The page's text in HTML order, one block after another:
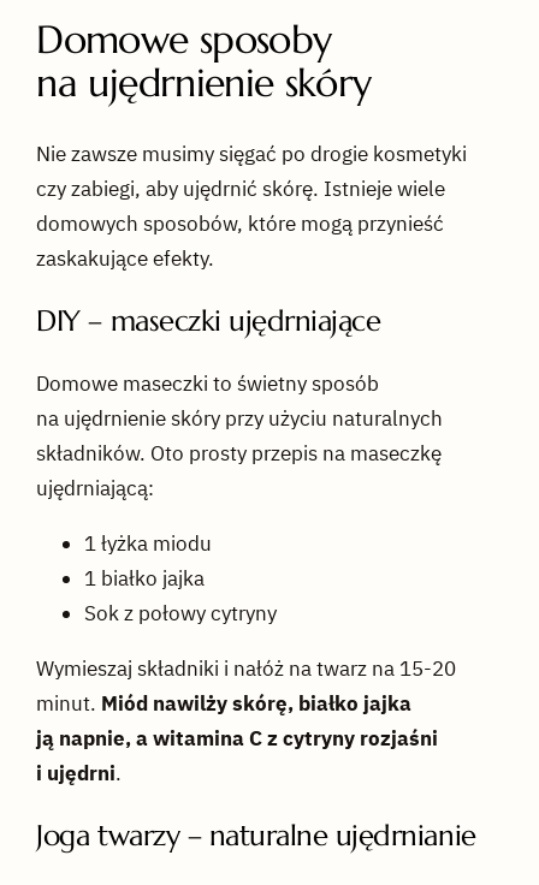
Domowe sposoby
na ujędrnienie skóry
Nie zawsze musimy sięgać po drogie kosmetyki
czy zabiegi, aby ujędrnić skórę. Istnieje wiele
domowych sposobów, które mogą przynieść
zaskakujące efekty.
DIY – maseczki ujędrniające
Domowe maseczki to świetny sposób
na ujędrnienie skóry przy użyciu naturalnych
składników. Oto prosty przepis na maseczkę
ujędrniającą:
1 łyżka miodu
1 białko jajka
Sok z połowy cytryny
Wymieszaj składniki i nałóż na twarz na 15-20
minut. Miód nawilży skórę, białko jajka
ją napnie, a witamina C z cytryny rozjaśni
i ujędrni.
Joga twarzy – naturalne ujędrnianie